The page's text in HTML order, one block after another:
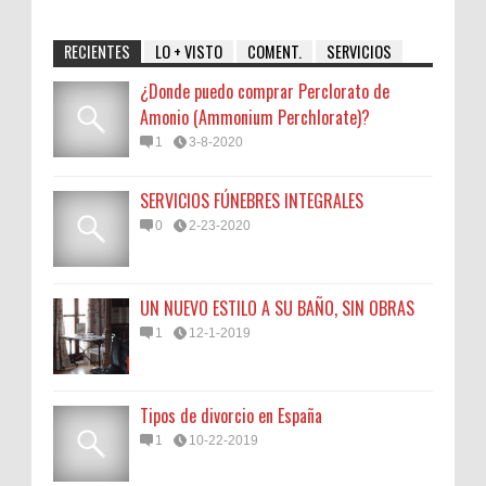
RECIENTES LO + VISTO COMENT. SERVICIOS
¿Donde puedo comprar Perclorato de
Amonio (Ammonium Perchlorate)?
1 3-8-2020
SERVICIOS FÚNEBRES INTEGRALES
0 2-23-2020
UN NUEVO ESTILO A SU BAÑO, SIN OBRAS
1 12-1-2019
Tipos de divorcio en España
1 10-22-2019